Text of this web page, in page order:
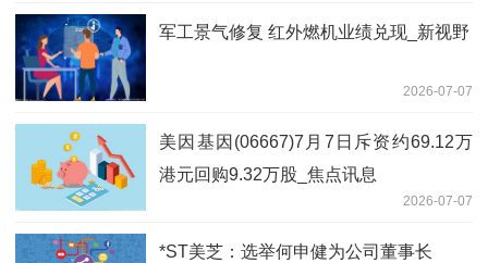
军工景气修复 红外燃机业绩兑现_新视野
2026-07-07
美因基因(06667)7月7日斥资约69.12万
港元回购9.32万股_焦点讯息
2026-07-07
*ST美芝：选举何申健为公司董事长